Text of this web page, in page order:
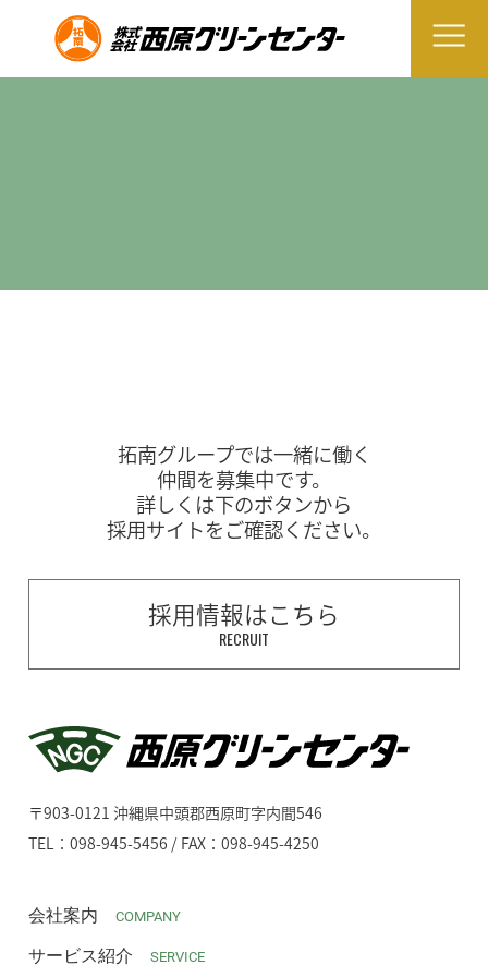
拓南グループでは一緒に働く
仲間を募集中です。
詳しくは下のボタンから
採用サイトをご確認ください。
採用情報はこちら
RECRUIT
〒903-0121 沖縄県中頭郡西原町字内間546
TEL：098-945-5456 / FAX：098-945-4250
会社案内 COMPANY
サービス紹介 SERVICE